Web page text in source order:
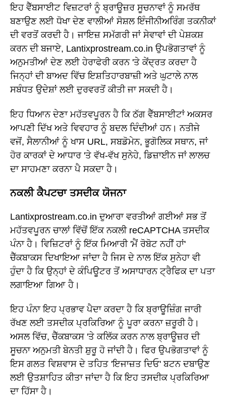
ਇਹ ਵੈੱਬਸਾਈਟ ਵਿਜ਼ਟਰਾਂ ਨੂੰ ਬ੍ਰਾਊਜ਼ਰ ਸੂਚਨਾਵਾਂ ਨੂੰ ਸਮਰੱਥ
ਬਣਾਉਣ ਲਈ ਧੋਖਾ ਦੇਣ ਵਾਲੀਆਂ ਸੋਸ਼ਲ ਇੰਜੀਨੀਅਰਿੰਗ ਤਕਨੀਕਾਂ
ਦੀ ਵਰਤੋਂ ਕਰਦੀ ਹੈ। ਜਾਇਜ਼ ਸਮੱਗਰੀ ਜਾਂ ਸੇਵਾਵਾਂ ਦੀ ਪੇਸ਼ਕਸ਼
ਕਰਨ ਦੀ ਬਜਾਏ, Lantixprostream.co.in ਉਪਭੋਗਤਾਵਾਂ ਨੂੰ
ਅਨੁਮਤੀਆਂ ਦੇਣ ਲਈ ਹੇਰਾਫੇਰੀ ਕਰਨ 'ਤੇ ਕੇਂਦ੍ਰਤ ਕਰਦਾ ਹੈ
ਜਿਨ੍ਹਾਂ ਦੀ ਬਾਅਦ ਵਿੱਚ ਇਸ਼ਤਿਹਾਰਬਾਜ਼ੀ ਅਤੇ ਘੁਟਾਲੇ ਨਾਲ
ਸਬੰਧਤ ਉਦੇਸ਼ਾਂ ਲਈ ਦੁਰਵਰਤੋਂ ਕੀਤੀ ਜਾ ਸਕਦੀ ਹੈ।
ਇਹ ਧਿਆਨ ਦੇਣਾ ਮਹੱਤਵਪੂਰਨ ਹੈ ਕਿ ਠੱਗ ਵੈੱਬਸਾਈਟਾਂ ਅਕਸਰ
ਆਪਣੀ ਦਿੱਖ ਅਤੇ ਵਿਵਹਾਰ ਨੂੰ ਬਦਲ ਦਿੰਦੀਆਂ ਹਨ। ਨਤੀਜੇ
ਵਜੋਂ, ਸੈਲਾਨੀਆਂ ਨੂੰ ਖਾਸ URL, ਸਬਡੋਮੇਨ, ਭੂਗੋਲਿਕ ਸਥਾਨ, ਜਾਂ
ਹੋਰ ਕਾਰਕਾਂ ਦੇ ਆਧਾਰ 'ਤੇ ਵੱਖ-ਵੱਖ ਸੁਨੇਹੇ, ਡਿਜ਼ਾਈਨ ਜਾਂ ਲਾਲਚ
ਦਾ ਸਾਹਮਣਾ ਕਰਨਾ ਪੈ ਸਕਦਾ ਹੈ।
ਨਕਲੀ ਕੈਪਟਚਾ ਤਸਦੀਕ ਯੋਜਨਾ
Lantixprostream.co.in ਦੁਆਰਾ ਵਰਤੀਆਂ ਗਈਆਂ ਸਭ ਤੋਂ
ਮਹੱਤਵਪੂਰਨ ਚਾਲਾਂ ਵਿੱਚੋਂ ਇੱਕ ਨਕਲੀ reCAPTCHA ਤਸਦੀਕ
ਪੰਨਾ ਹੈ। ਵਿਜ਼ਿਟਰਾਂ ਨੂੰ ਇੱਕ ਮਿਆਰੀ 'ਮੈਂ ਰੋਬੋਟ ਨਹੀਂ ਹਾਂ'
ਚੈੱਕਬਾਕਸ ਦਿਖਾਇਆ ਜਾਂਦਾ ਹੈ ਜਿਸ ਦੇ ਨਾਲ ਇੱਕ ਸੁਨੇਹਾ ਵੀ
ਹੁੰਦਾ ਹੈ ਕਿ ਉਨ੍ਹਾਂ ਦੇ ਕੰਪਿਊਟਰ ਤੋਂ ਅਸਾਧਾਰਨ ਟ੍ਰੈਫਿਕ ਦਾ ਪਤਾ
ਲਗਾਇਆ ਗਿਆ ਹੈ।
ਇਹ ਪੰਨਾ ਇਹ ਪ੍ਰਭਾਵ ਪੈਦਾ ਕਰਦਾ ਹੈ ਕਿ ਬ੍ਰਾਊਜ਼ਿੰਗ ਜਾਰੀ
ਰੱਖਣ ਲਈ ਤਸਦੀਕ ਪ੍ਰਕਿਰਿਆ ਨੂੰ ਪੂਰਾ ਕਰਨਾ ਜ਼ਰੂਰੀ ਹੈ।
ਅਸਲ ਵਿੱਚ, ਚੈੱਕਬਾਕਸ 'ਤੇ ਕਲਿੱਕ ਕਰਨ ਨਾਲ ਬ੍ਰਾਊਜ਼ਰ ਦੀ
ਸੂਚਨਾ ਅਨੁਮਤੀ ਬੇਨਤੀ ਸ਼ੁਰੂ ਹੋ ਜਾਂਦੀ ਹੈ। ਫਿਰ ਉਪਭੋਗਤਾਵਾਂ ਨੂੰ
ਇਸ ਗਲਤ ਵਿਸ਼ਵਾਸ ਦੇ ਤਹਿਤ 'ਇਜਾਜ਼ਤ ਦਿਓ' ਬਟਨ ਦਬਾਉਣ
ਲਈ ਉਤਸ਼ਾਹਿਤ ਕੀਤਾ ਜਾਂਦਾ ਹੈ ਕਿ ਇਹ ਤਸਦੀਕ ਪ੍ਰਕਿਰਿਆ
ਦਾ ਹਿੱਸਾ ਹੈ।